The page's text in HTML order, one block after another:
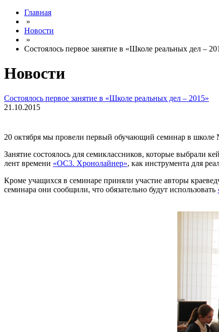
Главная
»
Новости
»
Состоялось первое занятие в «Школе реальных дел –
Новости
Состоялось первое занятие в «Школе реальных дел – 2015»
21.10.2015
20 октября мы провели первый обучающий семинар в
Занятие состоялось для семиклассников, которые выбрали
лент времени «ОС3. Хронолайнер», как инструмента для
Кроме учащихся в семинаре приняли участие авторы
семинара они сообщили, что обязательно будут использовать